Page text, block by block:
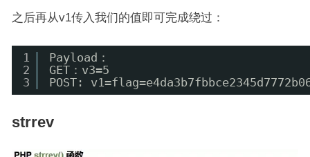
之后再从v1传入我们的值即可完成绕过：
1
2
3
Payload：
GET：v3=5
POST:
strrev